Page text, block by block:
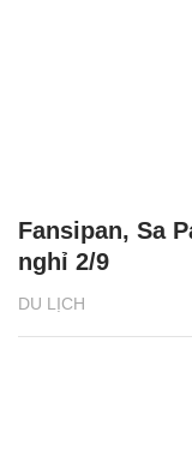
DU LỊCH
Fansipan, Sa
nghỉ 2/9